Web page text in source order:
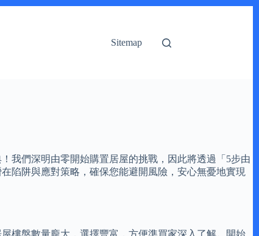
Sitemap
我們深明由零開始購置居屋的挑戰，因此將透過「5步由
陷阱與應對策略，確保您能避開風險，安心無憂地實現
樓盤數量龐大，選擇豐富，方便準買家深入了解。開始